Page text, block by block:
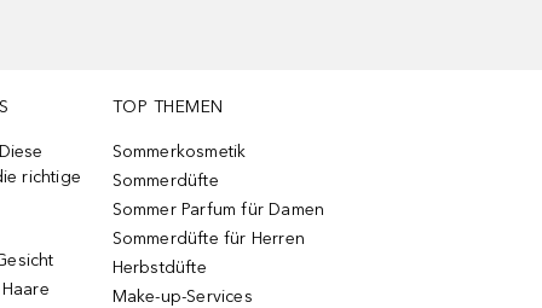
richtige
TOP THEMEN
Sommerkosmetik
Sommerdüfte
Sommer Parfum für Damen
Sommerdüfte für Herren
Herbstdüfte
Make-up-Services